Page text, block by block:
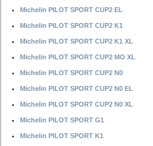
Michelin PILOT SPORT CUP2 EL
Michelin PILOT SPORT CUP2 K1
Michelin PILOT SPORT CUP2 K1 XL
Michelin PILOT SPORT CUP2 MO XL
Michelin PILOT SPORT CUP2 N0
Michelin PILOT SPORT CUP2 N0 EL
Michelin PILOT SPORT CUP2 N0 XL
Michelin PILOT SPORT G1
Michelin PILOT SPORT K1